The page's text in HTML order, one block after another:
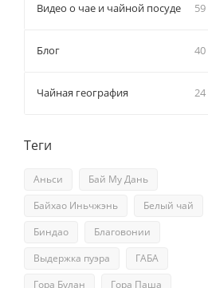
Видео о чае и чайной посуде 59
Блог 40
Чайная география 24
Теги
Аньси
Бай Му Дань
Байхао Иньчжэнь
Белый чай
Биндао
Благовонии
Выдержка пуэра
ГАБА
Гора Булан
Гора Паша